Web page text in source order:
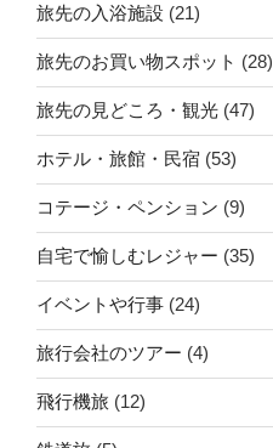
旅先の入浴施設 (21)
旅先のお買い物スポット (28)
旅先の見どころ・観光 (47)
ホテル・旅館・民宿 (53)
コテージ・ペンション (9)
自宅で愉しむレジャー (35)
イベントや行事 (24)
旅行会社のツアー (4)
飛行機旅 (12)